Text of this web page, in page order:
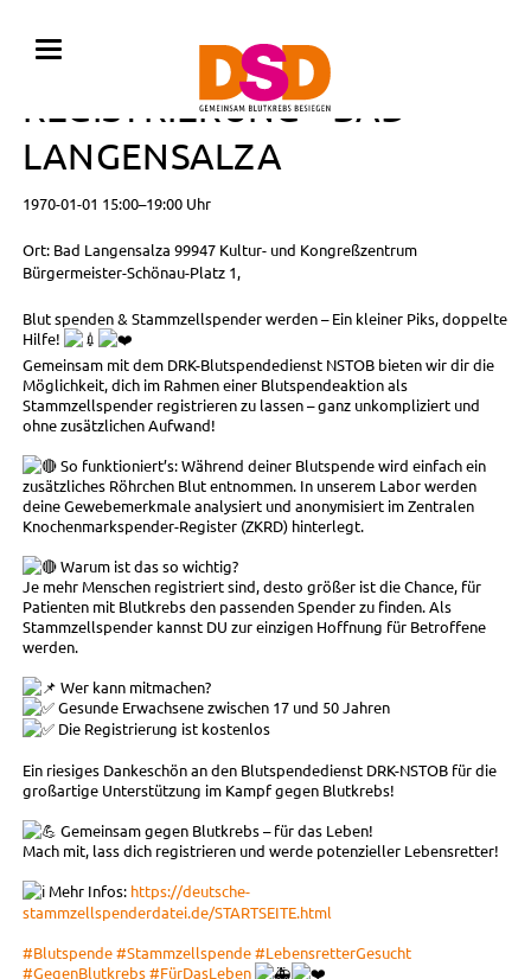
BLUTSPENDE MIT
REGISTRIERUNG • BAD
LANGENSALZA
1970-01-01 15:00–19:00 Uhr
Ort: Bad Langensalza 99947 Kultur- und Kongreßzentrum
Bürgermeister-Schönau-Platz 1,
Blut spenden & Stammzellspender werden – Ein kleiner Piks, doppelte
Hilfe!
Gemeinsam mit dem DRK-Blutspendedienst NSTOB bieten wir dir die
Möglichkeit, dich im Rahmen einer Blutspendeaktion als
Stammzellspender registrieren zu lassen – ganz unkompliziert und
ohne zusätzlichen Aufwand!
So funktioniert’s: Während deiner Blutspende wird einfach ein
zusätzliches Röhrchen Blut entnommen. In unserem Labor werden
deine Gewebemerkmale analysiert und anonymisiert im Zentralen
Knochenmarkspender-Register (ZKRD) hinterlegt.
Warum ist das so wichtig?
Je mehr Menschen registriert sind, desto größer ist die Chance, für
Patienten mit Blutkrebs den passenden Spender zu finden. Als
Stammzellspender kannst DU zur einzigen Hoffnung für Betroffene
werden.
Wer kann mitmachen?
Gesunde Erwachsene zwischen 17 und 50 Jahren
Die Registrierung ist kostenlos
Ein riesiges Dankeschön an den Blutspendedienst DRK-NSTOB für die
großartige Unterstützung im Kampf gegen Blutkrebs!
Gemeinsam gegen Blutkrebs – für das Leben!
Mach mit, lass dich registrieren und werde potenzieller Lebensretter!
Mehr Infos: https://deutsche-
stammzellspenderdatei.de/STARTSEITE.html
#Blutspende#Stammzellspende#LebensretterGesucht
#GegenBlutkrebs#FürDasLeben